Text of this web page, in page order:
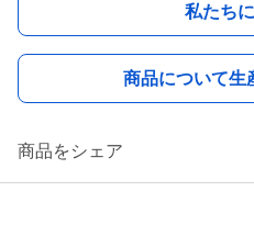
私たち
商品について生
商品をシェア